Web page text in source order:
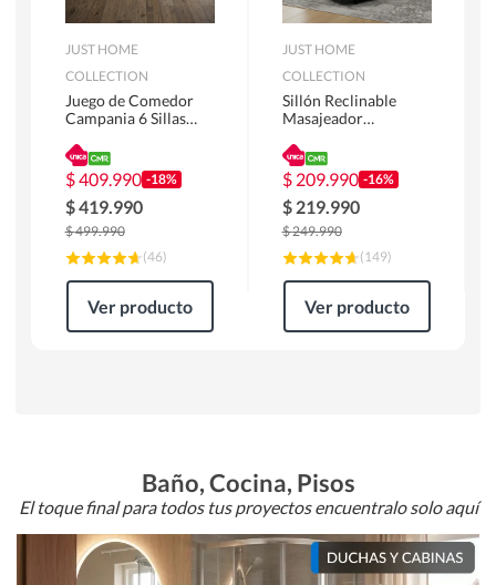
JUST HOME
COLLECTION
Juego de Comedor
Campania 6 Sillas
180 x 90 x 76 cm
Café
$409.990 -18%
$419.990
$499.990
(46)
Ver producto
JUST HOME
COLLECTION
Sillón Reclinable
Masajeador
Atlanta 91x101x94
cm Negro
$ 209.990 -16%
$ 219.990
$249.990
(149)
Ver producto
Baño, Cocina, Pisos
El toque final para todos tus proyectos encuentralo solo aquí